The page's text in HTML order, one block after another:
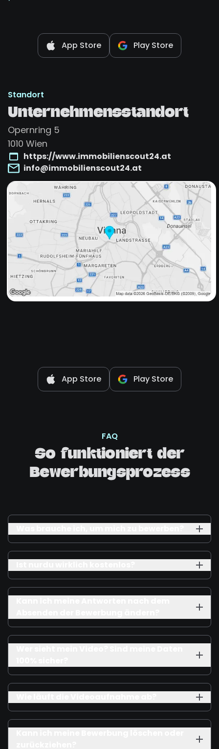
App Store Play Store
Standort
Unternehmensstandort
Opernring 5
1010 Wien
https://www.immobilienscout24.at
info@immobilienscout24.at
App Store Play Store
FAQ
So funktioniert der
Bewerbungsprozess